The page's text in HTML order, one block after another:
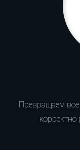
Превращаем
корректно